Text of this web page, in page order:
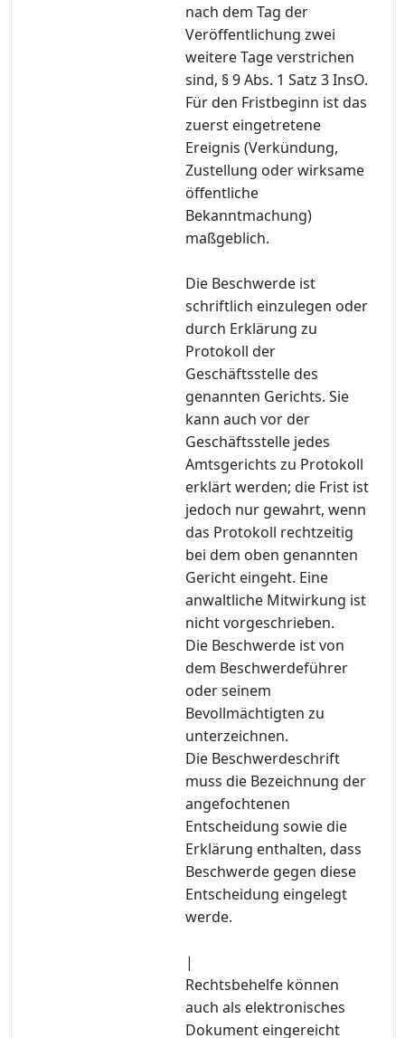
nach dem Tag der
Veröffentlichung zwei
weitere Tage verstrichen
sind, § 9 Abs. 1 Satz 3 InsO.
Für den Fristbeginn ist das
zuerst eingetretene
Ereignis (Verkündung,
Zustellung oder wirksame
öffentliche
Bekanntmachung)
maßgeblich.
Die Beschwerde ist
schriftlich einzulegen oder
durch Erklärung zu
Protokoll der
Geschäftsstelle des
genannten Gerichts. Sie
kann auch vor der
Geschäftsstelle jedes
Amtsgerichts zu Protokoll
erklärt werden; die Frist ist
jedoch nur gewahrt, wenn
das Protokoll rechtzeitig
bei dem oben genannten
Gericht eingeht. Eine
anwaltliche Mitwirkung ist
nicht vorgeschrieben.
Die Beschwerde ist von
dem Beschwerdeführer
oder seinem
Bevollmächtigten zu
unterzeichnen.
Die Beschwerdeschrift
muss die Bezeichnung der
angefochtenen
Entscheidung sowie die
Erklärung enthalten, dass
Beschwerde gegen diese
Entscheidung eingelegt
werde.
|
Rechtsbehelfe können
auch als elektronisches
Dokument eingereicht